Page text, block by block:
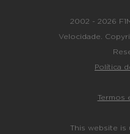
2002 - 2026
Velocidade.
Política
Termos
This website is